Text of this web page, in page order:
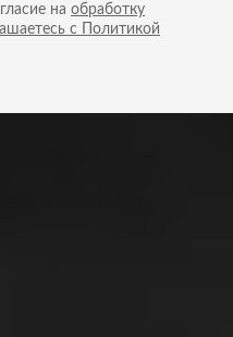
на обработку
с Политикой